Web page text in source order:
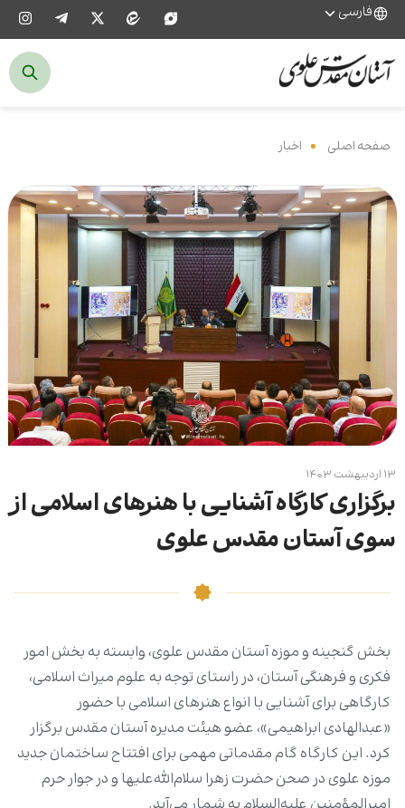
فارسی
صفحه اصلی اخبار
۱۳ اردیبهشت ۱۴۰۳
برگزاری کارگاه آشنایی با هنرهای اسلامی از
سوی آستان مقدس علوی
بخش گنجینه و موزه آستان مقدس علوی، وابسته به بخش امور
فکری و فرهنگی آستان، در راستای توجه به علوم میراث اسلامی،
کارگاهی برای آشنایی با انواع هنرهای اسلامی با حضور
«عبدالهادی ابراهیمی»، عضو هیئت مدیره آستان مقدس برگزار
کرد. این کارگاه گام مقدماتی مهمی برای افتتاح ساختمان جدید
موزه علوی در صحن حضرت زهرا سلام‌الله‌علیها و در جوار حرم